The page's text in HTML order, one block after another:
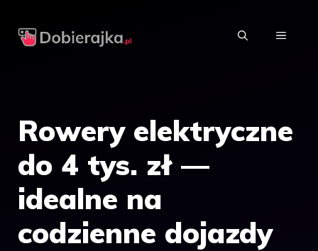
MENU
Rowery elektryczne
do 4 tys. zł —
idealne na
codzienne dojazdy